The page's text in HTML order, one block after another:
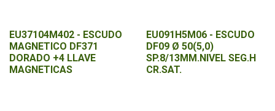
EU37104M402 - ESCUDO
MAGNETICO DF371
DORADO +4 LLAVE
MAGNETICAS
EU091H5M06 - ESCUDO
DF09 Ø 50(5,0)
SP.8/13MM.NIVEL SEG.H
CR.SAT.